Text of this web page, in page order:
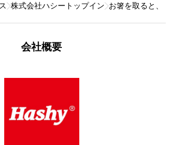
株式会社ハシートップイン お箸を取ると、こ
会社概要